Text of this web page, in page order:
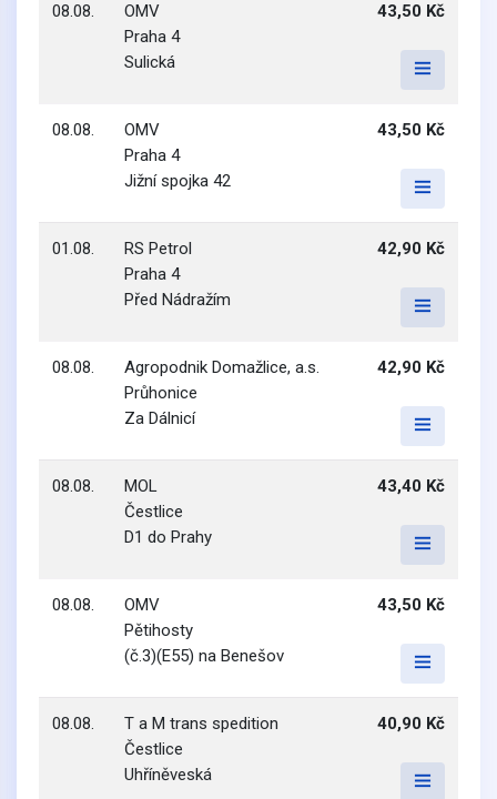
08.08.
OMV
Praha 4
Sulická
43,50 Kč
08.08.
OMV
Praha 4
Jižní spojka 42
43,50 Kč
01.08.
RS Petrol
Praha 4
Před Nádražím
42,90 Kč
08.08.
Agropodnik Domažlice, a.s.
Průhonice
Za Dálnicí
42,90 Kč
08.08.
MOL
Čestlice
D1 do Prahy
43,40 Kč
08.08.
OMV
Pětihosty
(č.3)(E55) na Benešov
43,50 Kč
08.08.
T a M trans spedition
Čestlice
Uhříněveská
40,90 Kč